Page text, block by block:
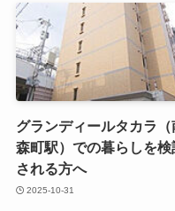
グランディールタカラ（
森町駅）での暮らしを検
される方へ
2025-10-31